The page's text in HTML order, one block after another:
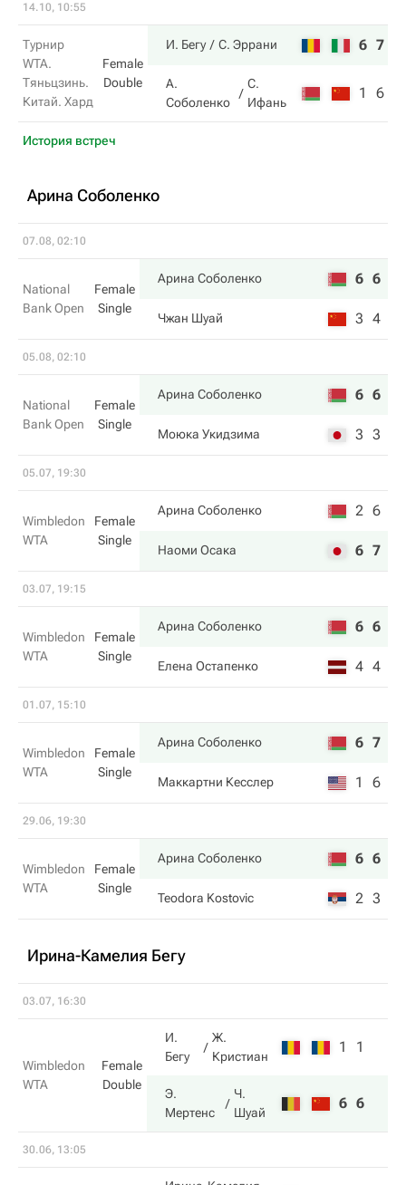
14.10, 10:55
Турнир
WTA.
Тяньцзинь.
Китай. Хард
Female
Double
И. Бегу С. Эррани 6 7
А.
Соболенко
С.
Ифань
1 6
История встреч
Арина Соболенко
07.08, 02:10
National
Bank Open
Female
Single
Арина Соболенко 6 6
Чжан Шуай 3 4
05.08, 02:10
National
Bank Open
Female
Single
Арина Соболенко 6 6
Моюка Укидзима 3 3
05.07, 19:30
Wimbledon
WTA
Female
Single
Арина Соболенко 2 6
Наоми Осака 6 7
03.07, 19:15
Wimbledon
WTA
Female
Single
Арина Соболенко 6 6
Елена Остапенко 4 4
01.07, 15:10
Wimbledon
WTA
Female
Single
Арина Соболенко 6 7
Маккартни Кесслер 1 6
29.06, 19:30
Wimbledon
WTA
Female
Single
Арина Соболенко 6 6
Teodora Kostovic 2 3
Ирина-Камелия Бегу
03.07, 16:30
Wimbledon
WTA
Female
Double
И.
Бегу
Ж.
Кристиан
1 1
Э.
Мертенс
Ч.
Шуай
6 6
30.06, 13:05